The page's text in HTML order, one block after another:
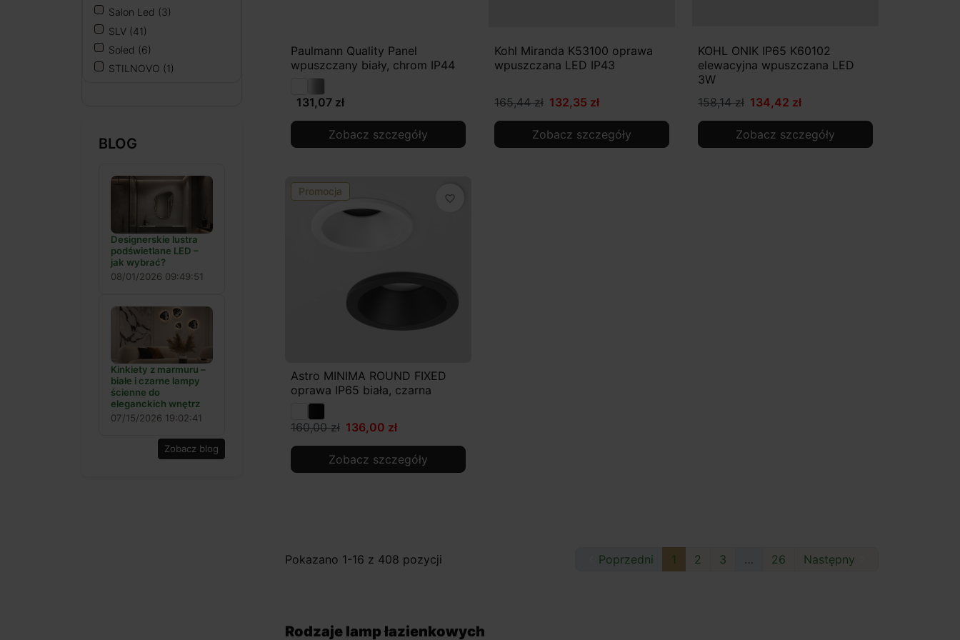
Salon Led (3)
SLV (41)
Soled (6)
STILNOVO (1)
BLOG
Designerskie lustra
podświetlane LED –
jak wybrać?
08/01/2026 09:49:51
Kinkiety z marmuru –
białe i czarne lampy
ścienne do
eleganckich wnętrz
07/15/2026 19:02:41
Zobacz blog
Paulmann Quality Panel
wpuszczany biały, chrom IP44
131,07 zł
Zobacz szczegóły
Kohl Miranda K53100 oprawa
wpuszczana LED IP43
165,44 zł 132,35 zł
Zobacz szczegóły
KOHL ONIK IP65 K60102
elewacyjna wpuszczana LED
3W
158,14 zł 134,42 zł
Zobacz szczegóły
Promocja
favorite_border
Astro MINIMA ROUND FIXED
oprawa IP65 biała, czarna
160,00 zł 136,00 zł
Zobacz szczegóły
Pokazano 1-16 z 408 pozycji Poprzedni 1 2 3 … 26 Następny
Rodzaje lamp łazienkowych